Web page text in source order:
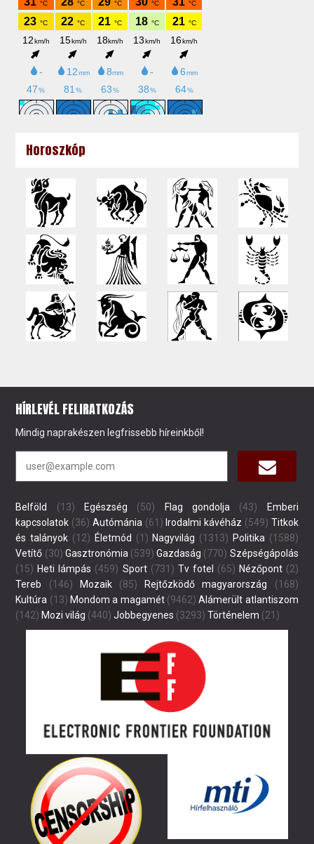
Horoszkóp
HÍRLEVÉL FELIRATKOZÁS
Mindig naprakészen legfrissebb híreinkből!
Belföld (13) Egészség (50) Flag gondolja (43)
Emberi
kapcsolatok (36) Autómánia (61) Irodalmi kávéház (549) Titkok
és talányok (12) Életmód (1) Nagyvilág (1313) Politika (1588)
Vetítő (30) Gasztronómia (539) Gazdaság (770) Szépségápolás
(15) Heti lámpás (459) Sport(731) Tv fotel (65) Nézőpont(2)
Tereb (146) Mozaik(85) Rejtőzködő magyarország (168)
Kultúra (13) Mondom a magamét(9462) Alámerült atlantiszom
(142) Mozi világ (440) Jobbegyenes (3293) Történelem (21)